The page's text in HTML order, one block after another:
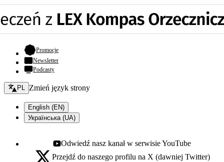
Promocje- otwiera się w nowej karcie
Newsletter
Podcasty
Zmień język - bieżący:
PL Zmień język strony
English (EN)
Українська (UA)
Youtube - otwiera się w nowej karcie
Odwiedź nasz kanał w serwisie YouTube
Przejdź do naszego profilu na X (dawniej Twitter)